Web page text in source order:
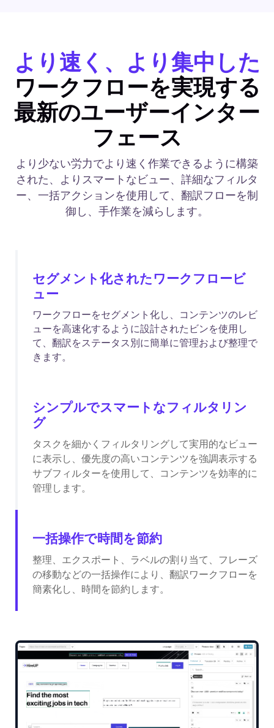
より速く、より集中した
ワークフローを実現する
最新のユーザーインター
フェース
より少ない労力でより速く作業できるように構築
された、よりスマートなビュー、詳細なフィルタ
ー、一括アクションを使用して、翻訳フローを制
御し、手作業を減らします。
セグメント化されたワークフロービ
ュー
ワークフローをセグメント化し、コンテンツのレビ
ューを高速化するように設計されたビンを使用し
て、翻訳をステータス別に簡単に管理および整理で
きます。
シンプルでスマートなフィルタリン
グ
タスクを細かくフィルタリングして実用的なビュー
に表示し、優先度の高いコンテンツを強調表示する
サブフィルターを使用して、コンテンツを効率的に
管理します。
一括操作で時間を節約
整理、エクスポート、ラベルの割り当て、フレーズ
の移動などの一括操作により、翻訳ワークフローを
簡素化し、時間を節約します。